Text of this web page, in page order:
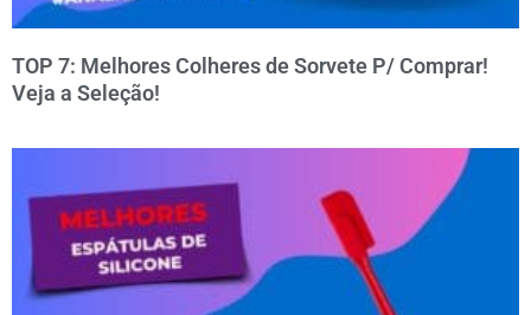
TOP 7: Melhores Colheres de Sorvete P/ Comprar!
Veja a Seleção!